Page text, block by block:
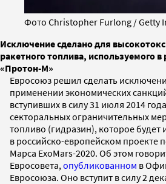
Фото Christopher Furlong / Getty
Исключение сделано для
ракетного топлива, используемого в
«Протон-М»
Евросоюз решил сделать
применении экономических
вступивших в силу 31 июля 2014
секторальных ограничительных
топливо (гидразин), которое будет
в российско-европейском проекте
Марса ExoMars-2020. Об этом
Евросовета, опубликованном в
Евросоюза. Оно вступит в силу 2